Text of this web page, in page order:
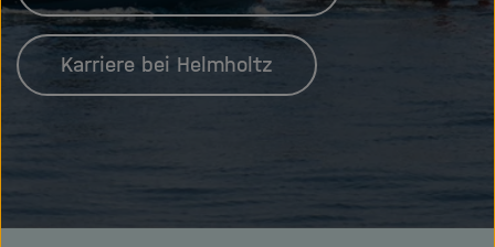
Karriere bei Helmholtz